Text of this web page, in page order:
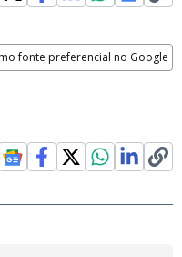
fonte preferencial no Google